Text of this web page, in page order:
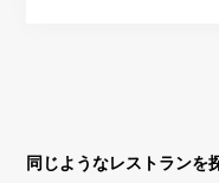
同じようなレストランを